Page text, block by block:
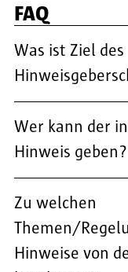
FAQ
Was ist Ziel des
Wer kann der
Hinweis geben?
Zu welchen
Themen/
Hinweise von